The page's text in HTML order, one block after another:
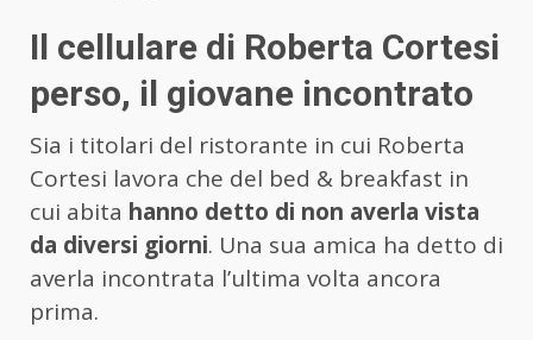
Il cellulare di Roberta Cortesi
perso, il giovane incontrato
Sia i titolari del ristorante in cui Roberta
Cortesi lavora che del bed & breakfast in
cui abita hanno detto di non averla vista
da diversi giorni. Una sua amica ha detto di
averla incontrata l’ultima volta ancora
prima.